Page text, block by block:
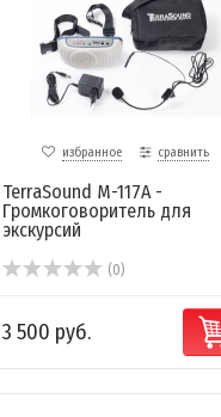
избранное сравнить
TerraSound M-117A -
Громкоговоритель для
экскурсий
(0)
3 500 руб.